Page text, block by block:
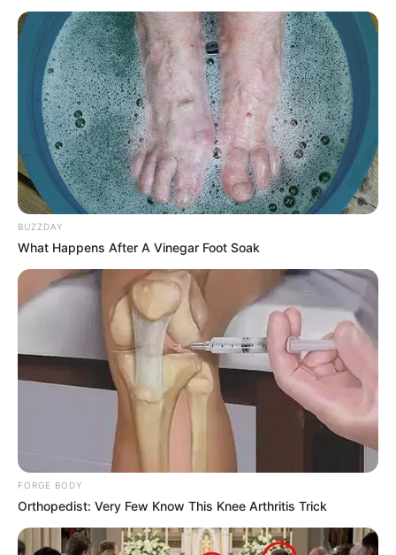
Pronostic Quinté en 6 chevaux
BUZZDAY
What Happens After A Vinegar Foot Soak
FORGE BODY
Orthopedist: Very Few Know This Knee Arthritis Trick